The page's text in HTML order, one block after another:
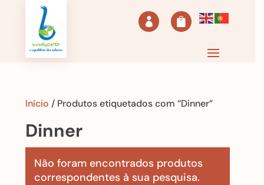
 
Início / Produtos etiquetados com “Dinner”
Dinner
Não foram encontrados produtos
correspondentes à sua pesquisa.